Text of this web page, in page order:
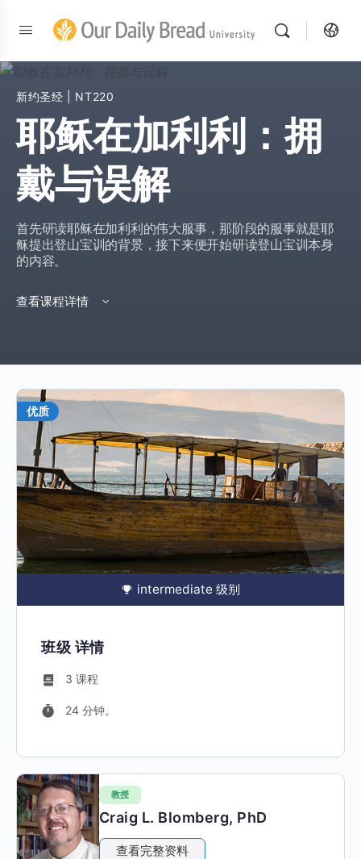
新约圣经 | NT220
耶稣在加利利：拥
戴与误解
首先研读耶稣在加利利的伟大服事，那阶段的服事就是耶
稣提出登山宝训的背景，接下来便开始研读登山宝训本身
的内容。
查看课程详情
优质
intermediate 级别
班级 详情
3 课程
24 分钟。
教授
Craig L. Blomberg, PhD
查看完整资料